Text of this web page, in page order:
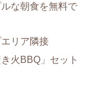
な朝食を無料で
リア隣接
火BBQ」セット